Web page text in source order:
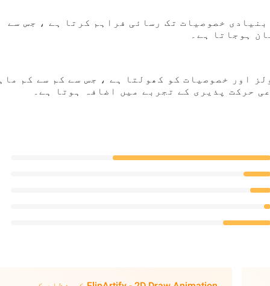
خصوصیات تک رسائی فراہم کرتا ہے ، جس سے
ہوجاتا ہے۔
اور خصوصیات کو کھولتا ہے ، جس سے کم سے کم
حرکت پذیری کے تجربے میں اضافہ ہوتا ہے۔